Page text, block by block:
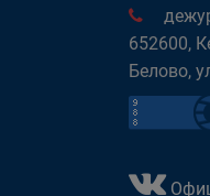
652600,
Белово,